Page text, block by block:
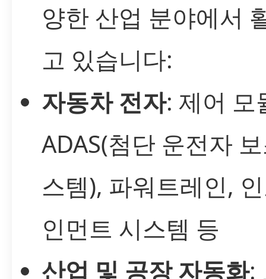
양한 산업 분야에서
고 있습니다:
자동차 전자: 제어 모
ADAS(첨단 운전자
스템), 파워트레인,
인먼트 시스템 등
산업 및 공장 자동화: